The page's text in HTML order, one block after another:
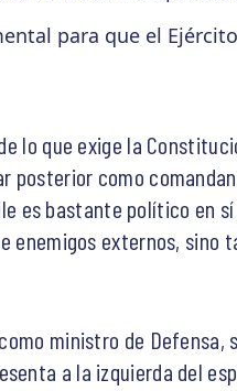
para que el
lo que exige la
como
es bastante político en
externos, sino
ministro de Defensa,
a la izquierda del